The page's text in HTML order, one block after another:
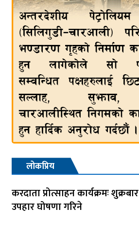
लोकप्रिय
करदाता प्रोत्साहन कार्यक्रमः शुक्रबार
उपहार घोषणा गरिने